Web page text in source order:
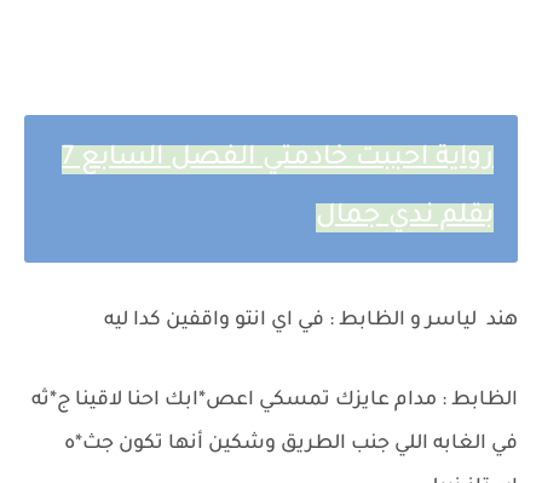
رواية احببت خادمتي الفصل السابع 7
بقلم ندي جمال
هند لياسر و الظابط : في اي انتو واقفين كدا ليه
الظابط : مدام عايزك تمسكي اعص*ابك احنا لاقينا ج*ثه
في الغابه اللي جنب الطريق وشكين أنها تكون جث*ه